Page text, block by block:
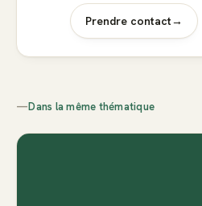
Prendre contact→
—Dans la même thématique